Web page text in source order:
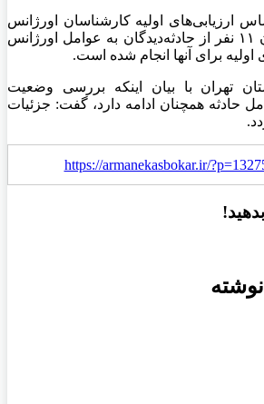
ارزیابی‌های اولیه کارشناسان اورژانس
حاضر در صحنه، تاکنون ۱۱ نفر از حادثه‌دیدگان به عوامل اورژانس
اولیه برای آنها انجام شده است.
تهران با بیان اینکه بررسی وضعیت
حادثه همچنان ادامه دارد، گفت: جزئیات
https://armanekasbokar.ir/